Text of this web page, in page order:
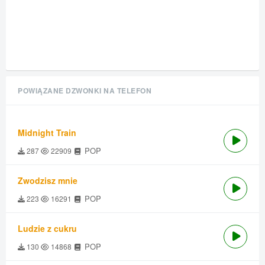
POWIĄZANE DZWONKI NA TELEFON
Midnight Train
287 22909 POP
Zwodzisz mnie
223 16291 POP
Ludzie z cukru
130 14868 POP